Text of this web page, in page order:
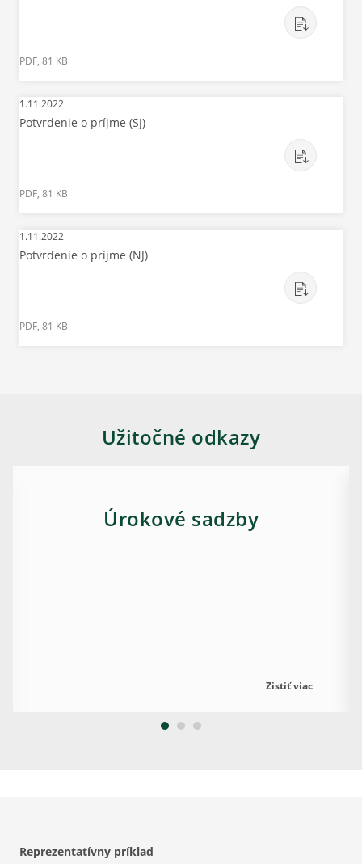
PDF, 81 KB
1.11.2022
Potvrdenie o príjme (SJ)
PDF, 81 KB
1.11.2022
Potvrdenie o príjme (NJ)
PDF, 81 KB
Užitočné odkazy
Úrokové sadzby
Zistiť viac
Reprezentatívny príklad